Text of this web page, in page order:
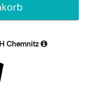
Chemnitz